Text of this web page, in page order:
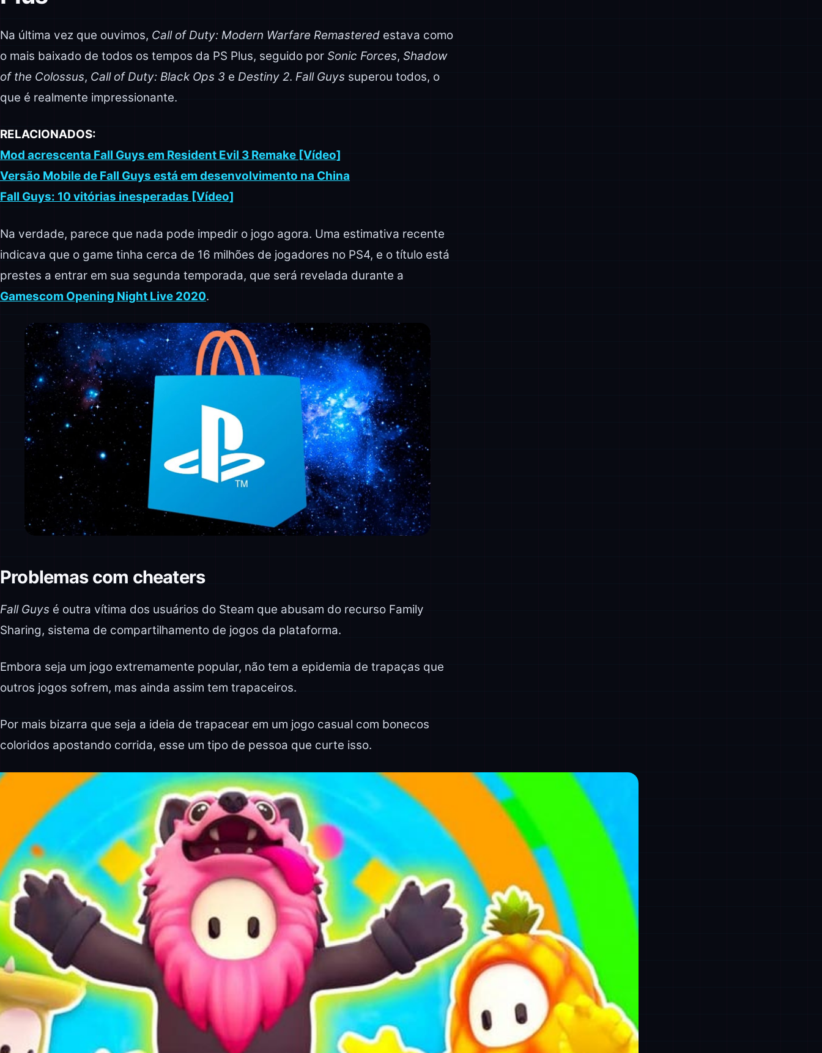
Na última vez que ouvimos, Call of Duty: Modern Warfare Remastered estava como
o mais baixado de todos os tempos da PS Plus, seguido por Sonic Forces, Shadow
of the Colossus, Call of Duty: Black Ops 3 e Destiny 2. Fall Guys superou todos, o
que é realmente impressionante.
RELACIONADOS:
Mod acrescenta Fall Guys em Resident Evil 3 Remake [Vídeo]
Versão Mobile de Fall Guys está em desenvolvimento na China
Fall Guys: 10 vitórias inesperadas [Vídeo]
Na verdade, parece que nada pode impedir o jogo agora. Uma estimativa recente
indicava que o game tinha cerca de 16 milhões de jogadores no PS4, e o título está
prestes a entrar em sua segunda temporada, que será revelada durante a
Gamescom Opening Night Live 2020.
Problemas com cheaters
Fall Guys é outra vítima dos usuários do Steam que abusam do recurso Family
Sharing, sistema de compartilhamento de jogos da plataforma.
Embora seja um jogo extremamente popular, não tem a epidemia de trapaças que
outros jogos sofrem, mas ainda assim tem trapaceiros.
Por mais bizarra que seja a ideia de trapacear em um jogo casual com bonecos
coloridos apostando corrida, esse um tipo de pessoa que curte isso.